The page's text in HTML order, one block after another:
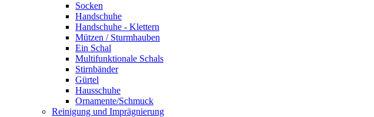
Socken
Handschuhe
Handschuhe - Klettern
Mützen / Sturmhauben
Ein Schal
Multifunktionale Schals
Stirnbänder
Gürtel
Hausschuhe
Ornamente/Schmuck
Reinigung und Imprägnierung